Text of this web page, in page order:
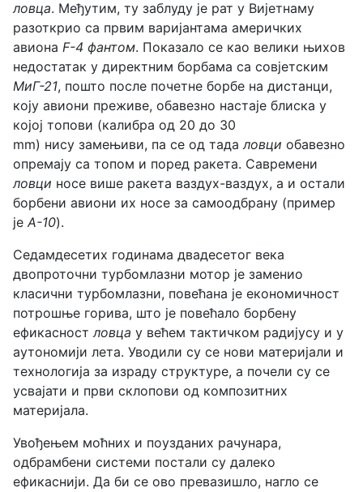
ловца. Међутим, ту заблуду је рат у Вијетнаму
разоткрио са првим варијантама америчких
авиона F-4 фантом. Показало се као велики њихов
недостатак у директним борбама са совјетским
МиГ-21, пошто после почетне борбе на дистанци,
коју авиони преживе, обавезно настаје блиска у
којој топови (калибра од 20 до 30
mm) нису замењиви, па се од тадаловци обавезно
опремају са топом и поред ракета. Савремени
ловци носе више ракета ваздух-ваздух, а и остали
борбени авиони их носе за самоодбрану (пример
је A-10).
Седамдесетих годинама двадесетог века
двопроточни турбомлазни мотор је заменио
класични турбомлазни, повећана је економичност
потрошње горива, што је повећало борбену
ефикасностловца у већем тактичком радијусу и у
аутономији лета. Уводили су се нови материјали и
технологија за израду структуре, а почели су се
усвајати и први склопови од композитних
материјала.
Увођењем моћних и поузданих рачунара,
одбрамбени системи постали су далеко
ефикаснији. Да би се ово превазишло, нагло се